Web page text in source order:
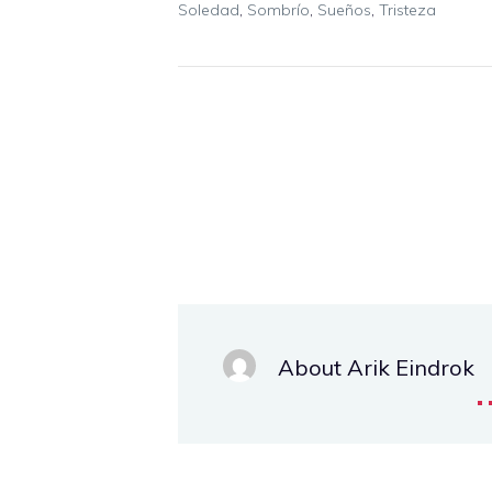
Soledad, Sombrío, Sueños, Tristeza
About Arik Eindrok